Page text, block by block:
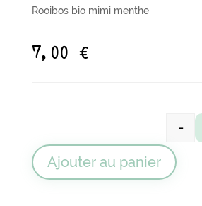
Rooibos bio mimi menthe
7,00 €
-
Ajouter au panier